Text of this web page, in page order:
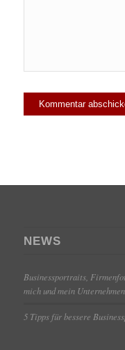
NEWS
Businessportraits,
mich und mein
5 Tipps für bessere